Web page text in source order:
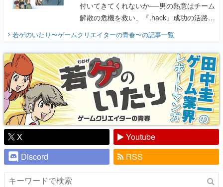
付いてきてくれないか──男の熱意はチーム
解散の危機を救い、『.hack』成功の活路を
開く。業界の快男児・松山 洋に流れる血は
『少年ジャンプ』色だった【若ゲのいた
り】
若ゲのいたり〜ゲームクリエイターの青春〜の記事一覧
X
Youtube
Discord
RSS